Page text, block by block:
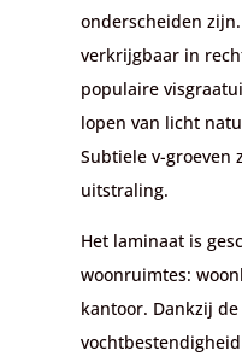
onderscheiden
verkrijgbaar in
populaire
lopen van licht
Subtiele v-groeven
uitstraling.
Het laminaat is
woonruimtes:
kantoor. Dankzij